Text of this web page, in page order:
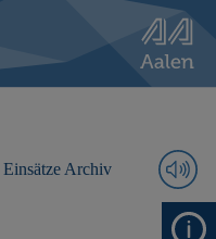
Einsätze Archiv